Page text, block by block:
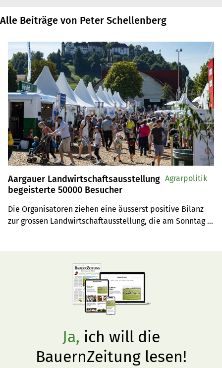
Alle Beiträge von Peter Schellenberg
Aargauer Landwirtschaftsausstellung
begeisterte 50000 Besucher
Die Organisatoren ziehen eine äusserst positive Bilanz
zur grossen Landwirtschaftausstellung, die am Sonntag
Agrarpolitik
Ja, ich will die
BauernZeitung lesen!